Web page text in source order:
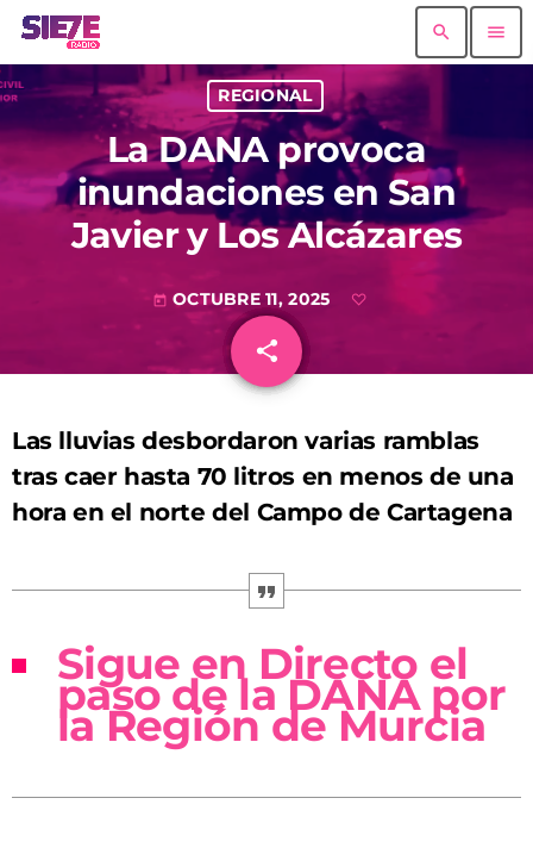
search menu
REGIONAL
La DANA provoca
inundaciones en San
Javier y Los Alcázares
today OCTUBRE 11, 2025
share
email
Las lluvias desbordaron varias ramblas
tras caer hasta 70 litros en menos de una
hora en el norte del Campo de Cartagena
Sigue en Directo el
paso de la DANA por
la Región de Murcia